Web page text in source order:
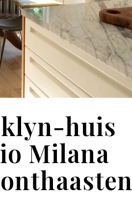
huis
Milana